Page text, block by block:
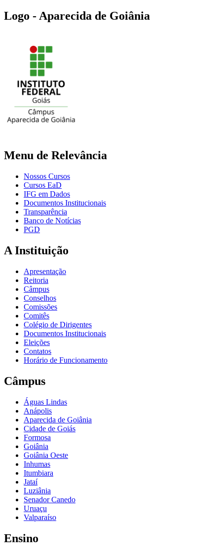
Logo - Aparecida de Goiânia
Menu de Relevância
Nossos Cursos
Cursos EaD
IFG em Dados
Documentos Institucionais
Transparência
Banco de Notícias
PGD
A Instituição
Apresentação
Reitoria
Câmpus
Conselhos
Comissões
Comitês
Colégio de Dirigentes
Documentos Institucionais
Eleições
Contatos
Horário de Funcionamento
Câmpus
Águas Lindas
Anápolis
Aparecida de Goiânia
Cidade de Goiás
Formosa
Goiânia
Goiânia Oeste
Inhumas
Itumbiara
Jataí
Luziânia
Senador Canedo
Uruaçu
Valparaíso
Ensino